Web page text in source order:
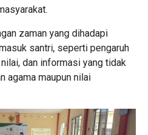
zaman yang dihadapi
santri, seperti pengaruh
dan informasi yang tidak
agama maupun nilai